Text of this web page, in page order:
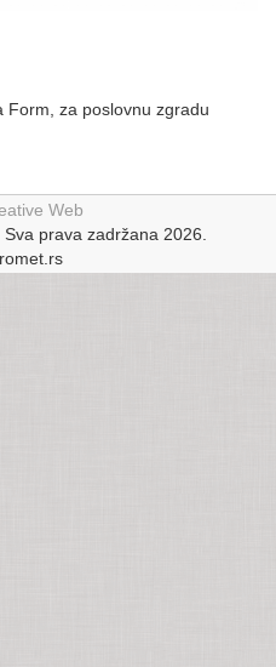
Form, za poslovnu zgradu
Web
Sva prava zadržana 2026.